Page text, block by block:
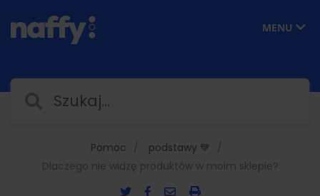
MENU
Pomoc
podstawy 💙
Dlaczego nie widzę produktów w moim sklepie?